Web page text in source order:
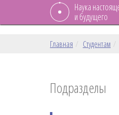
Наука
и будущего
Главная Студентам
Подразделы